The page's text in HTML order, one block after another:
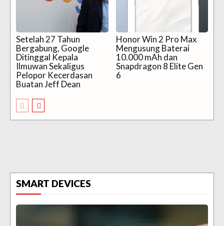
Setelah 27 Tahun
Bergabung, Google
Ditinggal Kepala
Ilmuwan Sekaligus
Pelopor Kecerdasan
Buatan Jeff Dean
Honor Win 2 Pro Max
Mengusung Baterai
10.000 mAh dan
Snapdragon 8 Elite Gen
6
SMART DEVICES